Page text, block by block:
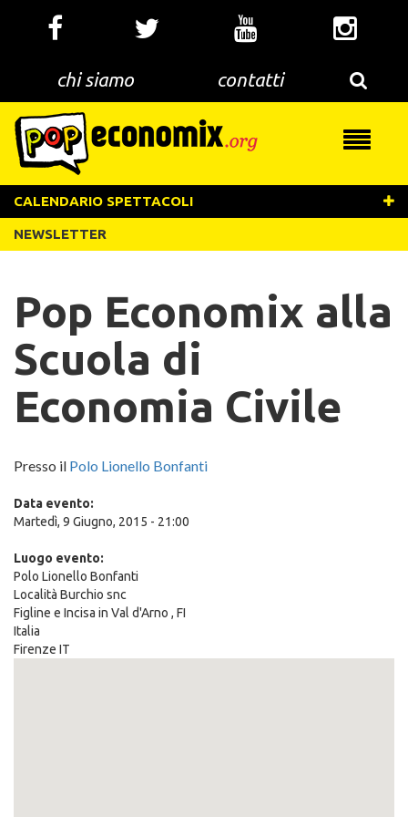
chi siamo contatti
Toggle
CALENDARIO SPETTACOLI
NEWSLETTER
Pop Economix alla
Scuola di
Economia Civile
Presso il Polo Lionello Bonfanti
Data evento:
Martedì, 9 Giugno, 2015 - 21:00
Luogo evento:
Polo Lionello Bonfanti
Località Burchio snc
Figline e Incisa in Val d'Arno , FI
Italia
Firenze IT